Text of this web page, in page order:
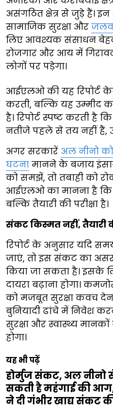
असंगठित क्षेत्र से जुड़े हैं।
सामाजिक सुरक्षा और
लिए आवश्यक संसाधन
रोजगार और आय में
लोगों पर पड़ेगा।
आईएलओ की यह रिपोर्ट
करती, बल्कि यह उम्मीद
है। रिपोर्ट स्पष्ट करती है
नतीजे पहले से तय नहीं हैं,
अगर सरकारें अल नीनो
घटना मानने के बजाय
को समझें, तो तबाही को
आईएलओ का मानना है
बल्कि तैयारी की परीक्षा है।
संकट किस्मत नहीं, तैयारी
रिपोर्ट के अनुसार यदि
जाएं, तो इस संकट का
किया जा सकता है। इसके
दायरा बढ़ाना होगा।
को मजबूत सुरक्षा कवच
बुनियादी ढांचे में निवेश
सुरक्षा और स्वास्थ्य
होगा।
यह भी पढ़ें
होर्मुज संकट, अल नीनो
सकती है महंगाई की
ने दी गंभीर खाद्य संकट